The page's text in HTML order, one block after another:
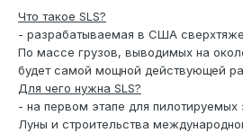
Что такое SLS?
- разрабатываемая в США
По массе грузов, выводимых на
будет самой мощной действующей
Для чего нужна SLS?
- на первом этапе для пилотируемых
Луны и строительства